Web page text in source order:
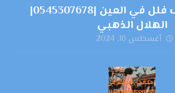
شركة تنظيف فلل في العين |0545307678|
الهلال الذهبي
أغسطس 10, 2024